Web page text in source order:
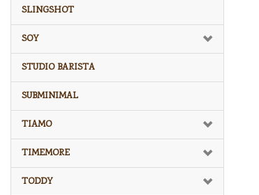
SLINGSHOT
SOY
STUDIO BARISTA
SUBMINIMAL
TIAMO
TIMEMORE
TODDY